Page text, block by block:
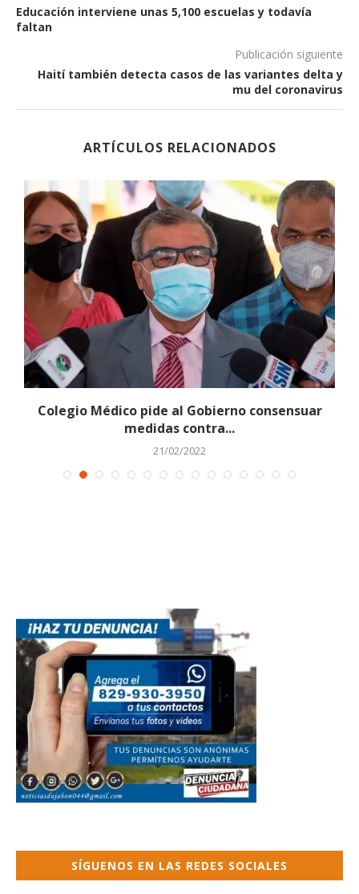
Educación interviene unas 5,100 escuelas y todavía
faltan
Publicación siguiente
Haití también detecta casos de las variantes delta y
mu del coronavirus
ARTÍCULOS RELACIONADOS
Colegio Médico pide al Gobierno consensuar
medidas contra...
21/02/2022
SÍGUENOS EN LAS REDES SOCIALES